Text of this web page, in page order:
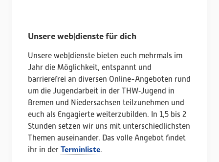
Unsere web|dienste für dich
Unsere web|dienste bieten euch mehrmals im
Jahr die Möglichkeit, entspannt und
barrierefrei an diversen Online-Angeboten rund
um die Jugendarbeit in der THW‑Jugend in
Bremen und Niedersachsen teilzunehmen und
euch als Engagierte weiterzubilden. In 1,5 bis 2
Stunden setzen wir uns mit unterschiedlichsten
Themen auseinander. Das volle Angebot findet
ihr in der Terminliste.